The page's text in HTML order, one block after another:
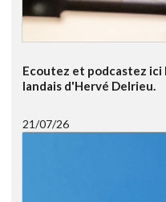
Ecoutez et podcastez
landais d'Hervé Delrieu.
21/07/26